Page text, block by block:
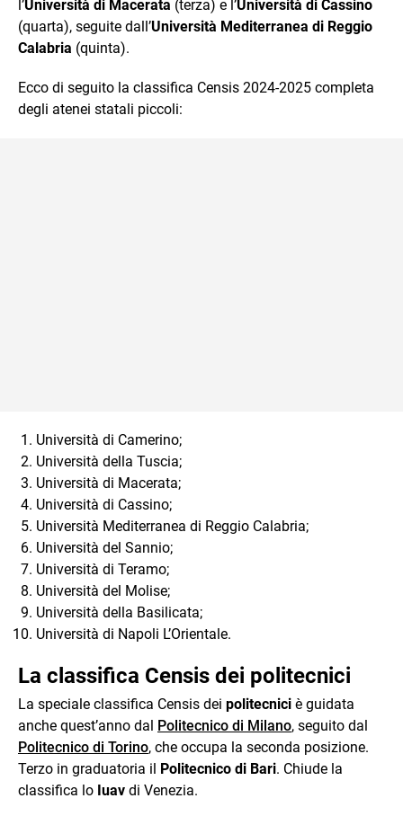
l’Università di Macerata (terza) e l’Università di Cassino
(quarta), seguite dall’Università Mediterranea di Reggio
Calabria (quinta).
Ecco di seguito la classifica Censis 2024-2025 completa
degli atenei statali piccoli:
Università di Camerino;
Università della Tuscia;
Università di Macerata;
Università di Cassino;
Università Mediterranea di Reggio Calabria;
Università del Sannio;
Università di Teramo;
Università del Molise;
Università della Basilicata;
Università di Napoli L’Orientale.
La classifica Censis dei politecnici
La speciale classifica Censis dei politecnici è guidata
anche quest’anno dal Politecnico di Milano, seguito dal
Politecnico di Torino, che occupa la seconda posizione.
Terzo in graduatoria il Politecnico di Bari. Chiude la
classifica lo Iuav di Venezia.